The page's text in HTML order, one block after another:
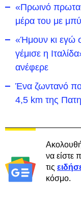
«Πρωινό
μέρα του με
«Ήμουν κι εγώ
γέμισε η
ανέφερε
Ένα ζωντανό
4,5 km της
να είστε
τις
κόσμο.